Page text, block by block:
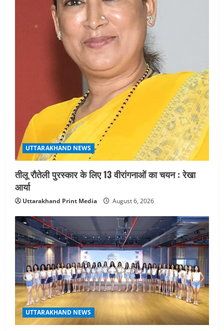
UTTARAKHAND NEWS
तीलू रौतेली पुरस्कार के लिए 13 वीरांगनाओं का चयन : रेखा
आर्या
Uttarakhand Print Media August 6, 2026
UTTARAKHAND NEWS